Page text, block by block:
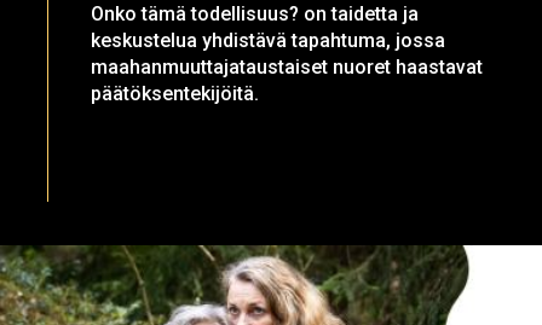
Onko tämä todellisuus? on taidetta ja
keskustelua yhdistävä tapahtuma, jossa
maahanmuuttajataustaiset nuoret haastavat
päätöksentekijöitä.